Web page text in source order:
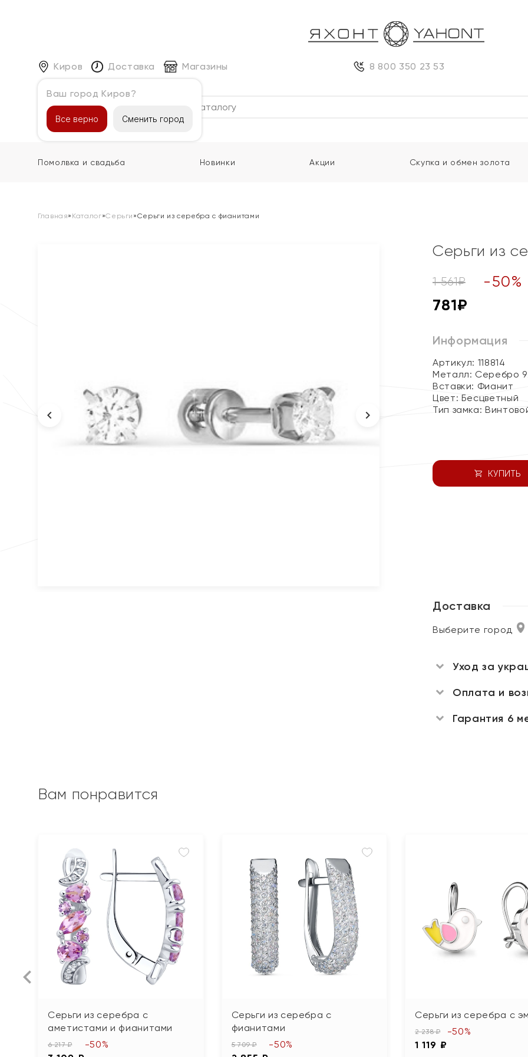
Киров
Ваш город Киров?
Все верно Сменить город
Доставка Магазины 8 800 350 23 53
Каталог
Помолвка и свадьба Новинки Акции Скупка и обмен золота
Главная» Каталог»Серьги »Серьги из серебра с фианитами
Серьги из
1 561₽ -50%
781₽
Информация
Артикул: 118814
Металл: Серебро
Вставки: Фианит
Цвет: Бесцветный
Тип замка:
КУПИТЬ
Доставка
Выберите город
Уход за
Оплата и
Гарантия 6
Вам понравится
Серьги из серебра с
аметистами и фианитами
6 217 ₽ -50%
Серьги из серебра с
фианитами
5 709 ₽ -50%
Серьги из серебра с
2 238 ₽
1 119 ₽
-50%